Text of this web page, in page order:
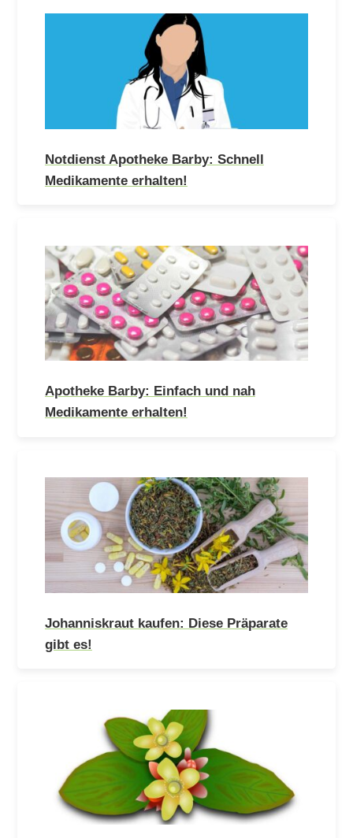
Notdienst Apotheke Barby: Schnell
Medikamente erhalten!
Apotheke Barby: Einfach und nah
Medikamente erhalten!
Johanniskraut kaufen: Diese Präparate
gibt es!